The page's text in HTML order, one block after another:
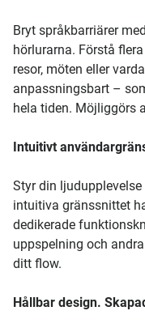
Bryt språkbarriärer
hörlurarna. Förstå
resor, möten eller
anpassningsbart –
hela tiden. Möjliggörs
Intuitivt
Styr din
intuitiva gränssnittet
dedikerade
uppspelning och
ditt flow.
Hållbar design.